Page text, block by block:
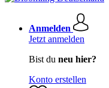
Anmelden
Jetzt anmelden
Bist du neu hier?
Konto erstellen